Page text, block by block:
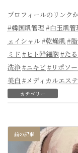
プロフィールのリンク
#韓国肌管理 #白玉肌管
ェイシャル#乾燥肌#
ミド #ヒト幹細胞 #た
洗浄#ニキビ #リポソ
美白 #メディカルエス
カテゴリー
前の記事